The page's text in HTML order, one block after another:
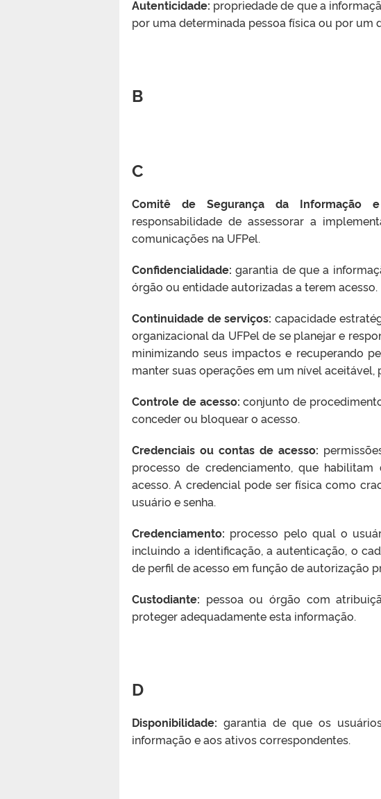
Autenticidade: propriedade de que a
por uma determinada pessoa física ou por um
B
C
Comitê de Segurança da Informação e
responsabilidade de assessorar a
comunicações na UFPel.
Confidencialidade: garantia de que a
órgão ou entidade autorizadas a terem acesso.
Continuidade de serviços: capacidade
organizacional da UFPel de se planejar e
minimizando seus impactos e recuperando
manter suas operações em um nível aceitável,
Controle de acesso: conjunto de
conceder ou bloquear o acesso.
Credenciais ou contas de acesso:
processo de credenciamento, que
acesso. A credencial pode ser física como
usuário e senha.
Credenciamento: processo pelo qual o
incluindo a identificação, a autenticação, o
de perfil de acesso em função de autorização
Custodiante: pessoa ou órgão com
proteger adequadamente esta informação.
D
Disponibilidade: garantia de que os
informação e aos ativos correspondentes.